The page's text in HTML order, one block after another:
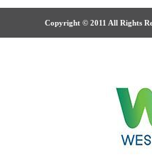
Copyright © 2011 All Rights